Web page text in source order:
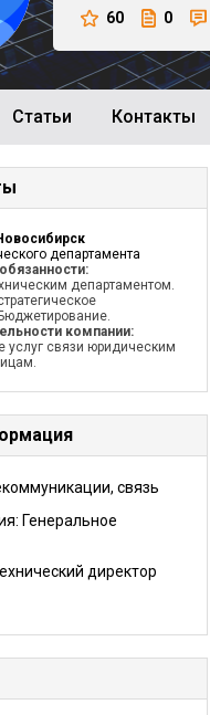
60 0
Cтатьи Контакты
департамента
департаментом.
компании:
услуг связи юридическим
связь
Генеральное
директор